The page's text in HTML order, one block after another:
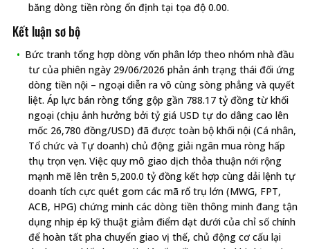
băng dòng tiền ròng ổn định tại tọa độ 0.00.
Kết luận sơ bộ
Bức tranh tổng hợp dòng vốn phân lớp theo nhóm nhà đầu
tư của phiên ngày 29/06/2026 phản ánh trạng thái đối ứng
dòng tiền nội – ngoại diễn ra vô cùng sòng phẳng và quyết
liệt. Áp lực bán ròng tổng gộp gần 788.17 tỷ đồng từ khối
ngoại (chịu ảnh hưởng bởi tỷ giá USD tự do dâng cao lên
mốc 26,780 đồng/USD) đã được toàn bộ khối nội (Cá nhân,
Tổ chức và Tự doanh) chủ động giải ngân mua ròng hấp
thụ trọn vẹn. Việc quy mô giao dịch thỏa thuận nới rộng
mạnh mẽ lên trên 5,200.0 tỷ đồng kết hợp cùng dải lệnh tự
doanh tích cực quét gom các mã rổ trụ lớn (MWG, FPT,
ACB, HPG) chứng minh các dòng tiền thông minh đang tận
dụng nhịp ép kỹ thuật giảm điểm dạt dưới của chỉ số chính
để hoàn tất pha chuyển giao vị thế, chủ động cơ cấu lại